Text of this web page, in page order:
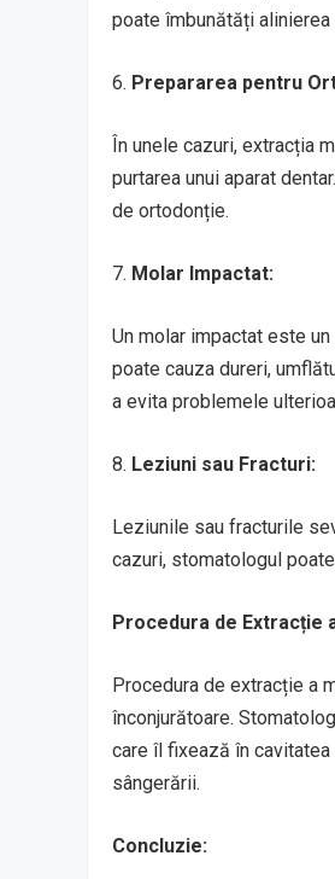
poate îmbunătăți alinierea
6. Prepararea pentru
În unele cazuri, extracția
purtarea unui aparat
de ortodonție.
7. Molar Impactat:
Un molar impactat este
poate cauza dureri,
a evita problemele
8. Leziuni sau Fracturi:
Leziunile sau fracturile
cazuri, stomatologul
Procedura de Extracție
Procedura de extracție a
înconjurătoare.
care îl fixează în
sângerării.
Concluzie: